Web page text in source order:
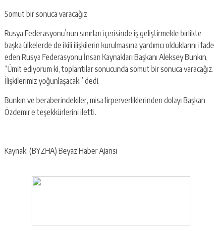
Somut bir sonuca varacağız
Rusya Federasyonu’nun sınırları içerisinde iş geliştirmekle birlikte
başka ülkelerde de ikili ilişkilerin kurulmasına yardımcı olduklarını ifade
eden Rusya Federasyonu İnsan Kaynakları Başkanı Aleksey Bunkın,
“Ümit ediyorum ki, toplantılar sonucunda somut bir sonuca varacağız.
İlişkilerimiz yoğunlaşacak.” dedi.
Bunkın ve beraberindekiler, misafirperverliklerinden dolayı Başkan
Özdemir’e teşekkürlerini iletti.
Kaynak: (BYZHA) Beyaz Haber Ajansı